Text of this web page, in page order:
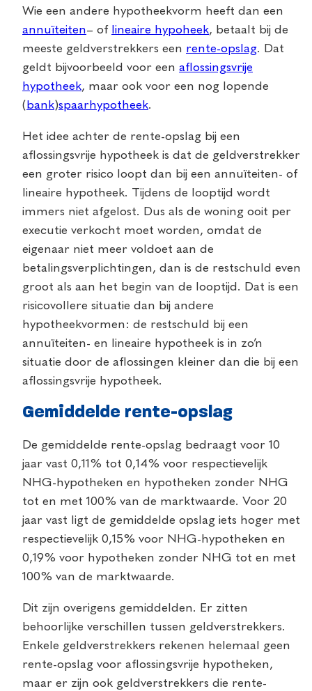
Wie een andere hypotheekvorm heeft dan een
annuïteiten– of lineaire hypoheek, betaalt bij de
meeste geldverstrekkers een rente-opslag. Dat
geldt bijvoorbeeld voor een aflossingsvrije
hypotheek, maar ook voor een nog lopende
( bank)spaarhypotheek.
Het idee achter de rente-opslag bij een
aflossingsvrije hypotheek is dat de geldverstrekker
een groter risico loopt dan bij een annuïteiten- of
lineaire hypotheek. Tijdens de looptijd wordt
immers niet afgelost. Dus als de woning ooit per
executie verkocht moet worden, omdat de
eigenaar niet meer voldoet aan de
betalingsverplichtingen, dan is de restschuld even
groot als aan het begin van de looptijd. Dat is een
risicovollere situatie dan bij andere
hypotheekvormen: de restschuld bij een
annuïteiten- en lineaire hypotheek is in zo’n
situatie door de aflossingen kleiner dan die bij een
aflossingsvrije hypotheek.
Gemiddelde rente-opslag
De gemiddelde rente-opslag bedraagt voor 10
jaar vast 0,11% tot 0,14% voor respectievelijk
NHG-hypotheken en hypotheken zonder NHG
tot en met 100% van de marktwaarde. Voor 20
jaar vast ligt de gemiddelde opslag iets hoger met
respectievelijk 0,15% voor NHG-hypotheken en
0,19% voor hypotheken zonder NHG tot en met
100% van de marktwaarde.
Dit zijn overigens gemiddelden. Er zitten
behoorlijke verschillen tussen geldverstrekkers.
Enkele geldverstrekkers rekenen helemaal geen
rente-opslag voor aflossingsvrije hypotheken,
maar er zijn ook geldverstrekkers die rente-